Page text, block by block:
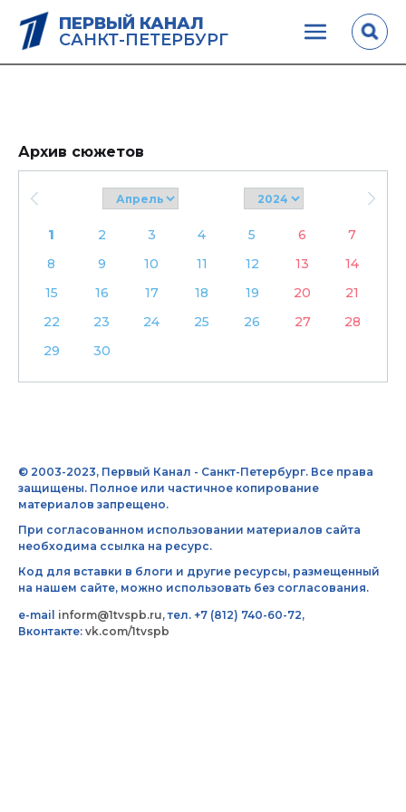
ПЕРВЫЙ КАНАЛ
САНКТ-ПЕТЕРБУРГ
Архив сюжетов
1 2 3 4 5 6
7
8
9 10 11 12 13
14
15
16 17 18 19 20
21
22
23 24 25 26 27
28
29
30
© 2003-2023, Первый Канал - Санкт-Петербург. Все права
защищены. Полное или частичное копирование
материалов запрещено.
При согласованном использовании материалов сайта
необходима ссылка на ресурс.
Код для вставки в блоги и другие ресурсы, размещенный
на нашем сайте, можно использовать без согласования.
e-mail inform@1tvspb.ru, тел. +7 (812) 740-60-72,
Вконтакте: vk.com/1tvspb